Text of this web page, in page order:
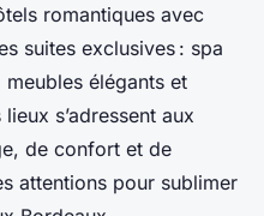
romantiques avec
suites exclusives : spa
élégants et
s’adressent aux
de confort et de
attentions pour sublimer